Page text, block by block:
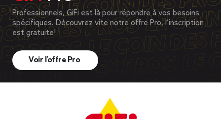
Professionnels, GiFi est là pour répondre à vos besoins
spécifiques. Découvrez vite notre offre Pro, l’inscription
est gratuite!
Voir l’offre Pro